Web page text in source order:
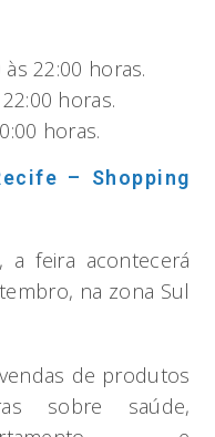
22:00 horas.
horas.
horas.
– Shopping
a feira acontecerá
na zona Sul
de produtos
sobre saúde,